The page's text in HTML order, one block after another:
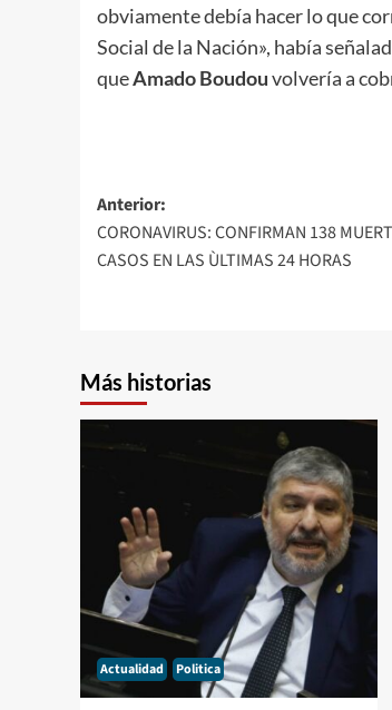
obviamente debía hacer lo que
Social de la Nación», había
queAmado Boudouvolvería a
Navegación
de
Anterior:
CORONAVIRUS: CONFIRMAN 138
CASOS EN LAS ÙLTIMAS 24 HORAS
Más historias
Actualidad Politica